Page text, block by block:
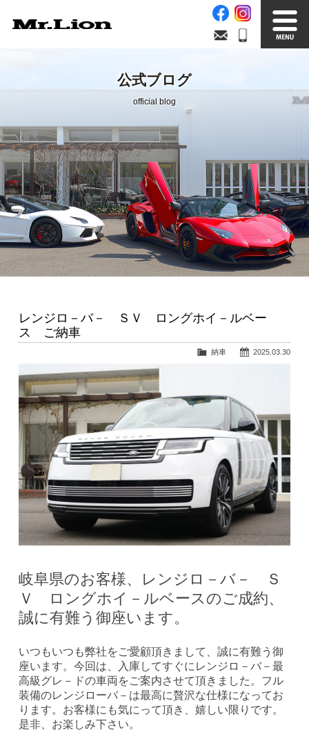
在庫車情報 買取無料査定
Factory
自社工場 サービス案内
Official Blog
公式ブログ
Company info.
会社案内
公式ブログ
official blog
レンジロ－バ－ ＳＶ ロングホイ－ルベー
ス ご納車
2025.03.30
納車
岐阜県のお客様、レンジロ－バ－ Ｓ
Ｖ ロングホイ－ルベースのご成約、
誠に有難う御座います。
いつもいつも弊社をご愛顧頂きまして、誠に有難う御
座います。今回は、入庫してすぐにレンジロ－バ－最
高級グレ－ドの車両をご案内させて頂きました。フル
装備のレンジローバ－は最高に贅沢な仕様になってお
ります。お客様にも気にって頂き、嬉しい限りです。
是非、お楽しみ下さい。